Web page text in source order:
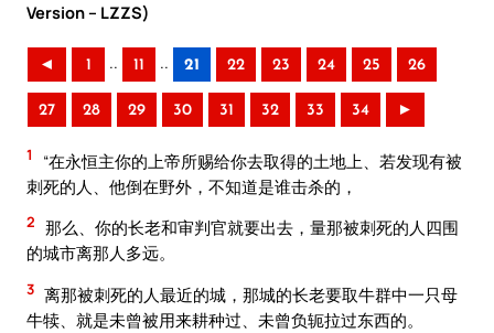
Version – LZZS)
◄ 1 .. 11 .. 21 22 23 24 25 26
27 28 29 30 31 32 33 34 ►
1
“在永恒主你的上帝所赐给你去取得的土地上、若发现有被
刺死的人、他倒在野外，不知道是谁击杀的，
2 那么、你的长老和审判官就要出去，量那被刺死的人四围
的城市离那人多远。
3 离那被刺死的人最近的城，那城的长老要取牛群中一只母
牛犊、就是未曾被用来耕种过、未曾负轭拉过东西的。